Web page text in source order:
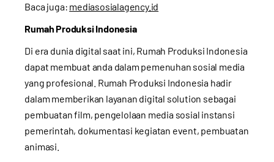
Baca juga: mediasosialagency.id
Rumah Produksi Indonesia
Di era dunia digital saat ini, Rumah Produksi Indonesia
dapat membuat anda dalam pemenuhan sosial media
yang profesional. Rumah Produksi Indonesia hadir
dalam memberikan layanan digital solution sebagai
pembuatan film, pengelolaan media sosial instansi
pemerintah, dokumentasi kegiatan event, pembuatan
animasi.